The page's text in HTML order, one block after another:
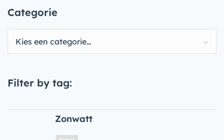
Categorie
Kies een categorie…
Filter by tag:
Zonwatt